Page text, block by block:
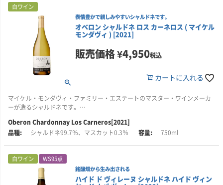
■生産者のコメント
まず、レモンやネクタリン、濡れた小石を思わせるアロマが豊かに立ち上が
ります。驚くほど奥行きのある味わいには、ドライアプリコット、マンゴ
ー、そしてかすかなグリーンアップルが感じられるでしょう。
さらに和梨やスターアニスのニュアンスが重なり、口中にはしっかりとした
酸と果実味、清らかなミネラル感が広がります。フルボディながらもバラン
スの取れたスタイルで、7～10年の熟成にも期待できる、なめらかで長い余
■栽培について
穫されたブドウを使用しています。日当たりが良く、海から吹き込む冷涼で
爽やかな風により、ブドウは均一にゆっくりと熟していきます。
畑はサンパブロ湾に近い「ラインケ・ヴィンヤード」。海からわずか1kmに
位置し、霧と海風の影響で年間を通して涼しいため、ブルゴーニュ系品種の
栽培に最適な環境です。この畑のシャルドネはナパの有名ワイナリー(例：ジ
ャズ・ヒル)にも供給されており、その品質の高さには定評があります。
白ワイン
表情豊かで親しみやすいシャルドネです。
オベロン シャルドネ ロス カーネロス ( マイケル
モンダヴィ ) [2021]
販売価格¥4,950税込
カートに入れる
マイケル・モンダヴィ・ファミリー・エステートのマスター・ワインメーカ
ーが造るシャルドネです。
■生産者のコメント
2021年のロス・カーネロス・シャルドネは、表情豊かで親しみやすいワイン
バランスの取れた果実味に、貝殻を砕いたような美しいミネラルがありま
す。キャラメリゼした洋ナシ、新鮮なリンゴとリンゴの花、クレーム・ブリ
ュレの豊かな香りと風味が広がり、長い余韻には酸味が感じられます。
Oberon Chardonnay Los Carneros[2021]
シャルドネ99.7％、マスカット0.3％
750ml
白ワイン WS95点
銘醸畑から生み出される
ハイド ド ヴィレーヌ シャルドネ ハイド ヴィン